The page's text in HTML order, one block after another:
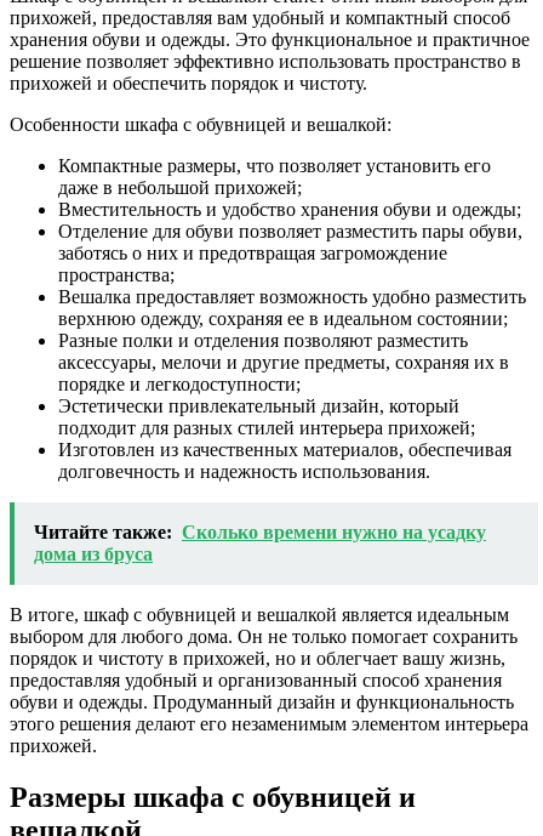
прихожей, предоставляя вам удобный и компактный способ
хранения обуви и одежды. Это функциональное и практичное
решение позволяет эффективно использовать пространство в
прихожей и обеспечить порядок и чистоту.
Особенности шкафа с обувницей и вешалкой:
Компактные размеры, что позволяет установить его
даже в небольшой прихожей;
Вместительность и удобство хранения обуви и одежды;
Отделение для обуви позволяет разместить пары обуви,
заботясь о них и предотвращая загромождение
пространства;
Вешалка предоставляет возможность удобно разместить
верхнюю одежду, сохраняя ее в идеальном состоянии;
Разные полки и отделения позволяют разместить
аксессуары, мелочи и другие предметы, сохраняя их в
порядке и легкодоступности;
Эстетически привлекательный дизайн, который
подходит для разных стилей интерьера прихожей;
Изготовлен из качественных материалов, обеспечивая
долговечность и надежность использования.
Читайте также: Сколько времени нужно на усадку
дома из бруса
В итоге, шкаф с обувницей и вешалкой является идеальным
выбором для любого дома. Он не только помогает сохранить
порядок и чистоту в прихожей, но и облегчает вашу жизнь,
предоставляя удобный и организованный способ хранения
обуви и одежды. Продуманный дизайн и функциональность
этого решения делают его незаменимым элементом интерьера
прихожей.
Размеры шкафа с обувницей и